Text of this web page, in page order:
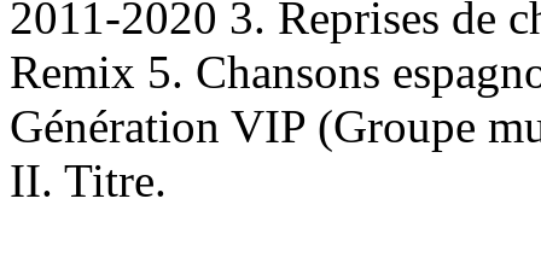
2011-2020 3. Reprises de
Remix 5. Chansons
Génération VIP (Groupe
II. Titre.